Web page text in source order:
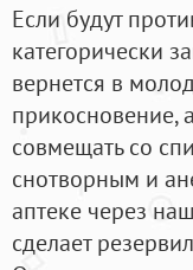
Если будут
категорически
вернется в
прикосновение,
совмещать со
снотворным и
аптеке через
сделает